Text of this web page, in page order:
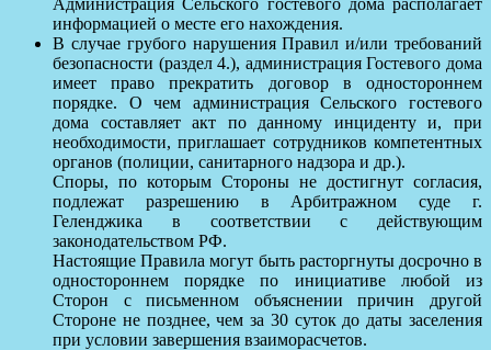
информацией о месте его нахождения.
В случае грубого нарушения Правил и/или требований
безопасности (раздел 4.), администрация Гостевого дома
имеет право прекратить договор в одностороннем
порядке. О чем администрация Сельского гостевого
дома составляет акт по данному инциденту и, при
необходимости, приглашает сотрудников компетентных
органов (полиции, санитарного надзора и др.).
Споры, по которым Стороны не достигнут согласия,
подлежат разрешению в Арбитражном суде г.
Геленджика в соответствии с действующим
законодательством РФ.
Настоящие Правила могут быть расторгнуты досрочно в
одностороннем порядке по инициативе любой из
Сторон с письменном объяснении причин другой
Стороне не позднее, чем за 30 суток до даты заселения
при условии завершения взаиморасчетов.